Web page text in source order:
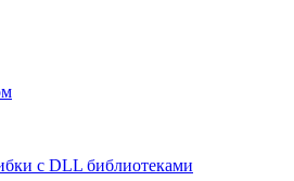
с DLL библиотеками